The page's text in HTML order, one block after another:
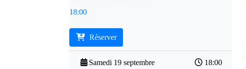
18:00
Réserver
Samedi 19 septembre 18:00